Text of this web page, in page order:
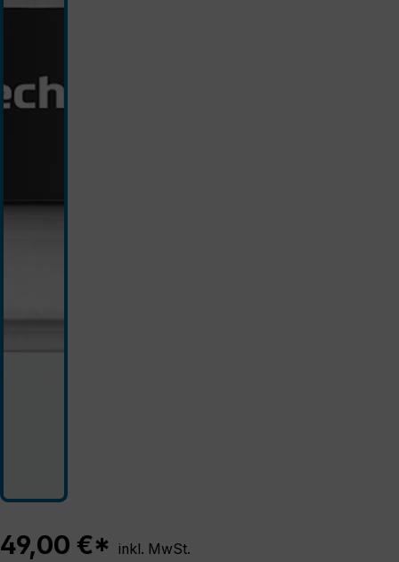
49,00 €* inkl. MwSt.